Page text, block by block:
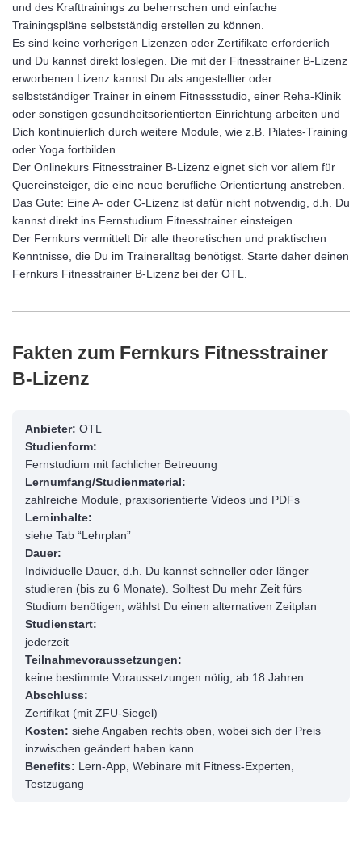
und des Krafttrainings zu beherrschen und einfache
Trainingspläne selbstständig erstellen zu können.
Es sind keine vorherigen Lizenzen oder Zertifikate erforderlich
und Du kannst direkt loslegen. Die mit der Fitnesstrainer B-Lizenz
erworbenen Lizenz kannst Du als angestellter oder
selbstständiger Trainer in einem Fitnessstudio, einer Reha-Klinik
oder sonstigen gesundheitsorientierten Einrichtung arbeiten und
Dich kontinuierlich durch weitere Module, wie z.B. Pilates-Training
oder Yoga fortbilden.
Der Onlinekurs Fitnesstrainer B-Lizenz eignet sich vor allem für
Quereinsteiger, die eine neue berufliche Orientiertung anstreben.
Das Gute: Eine A- oder C-Lizenz ist dafür nicht notwendig, d.h. Du
kannst direkt ins Fernstudium Fitnesstrainer einsteigen.
Der Fernkurs vermittelt Dir alle theoretischen und praktischen
Kenntnisse, die Du im Traineralltag benötigst. Starte daher deinen
Fernkurs Fitnesstrainer B-Lizenz bei der OTL.
Fakten zum Fernkurs Fitnesstrainer
B-Lizenz
Anbieter: OTL
Studienform:
Fernstudium mit fachlicher Betreuung
Lernumfang/Studienmaterial:
zahlreiche Module, praxisorientierte Videos und PDFs
Lerninhalte:
siehe Tab “Lehrplan”
Dauer:
Individuelle Dauer, d.h. Du kannst schneller oder länger
studieren (bis zu 6 Monate). Solltest Du mehr Zeit fürs
Studium benötigen, wählst Du einen alternativen Zeitplan
Studienstart:
jederzeit
Teilnahmevoraussetzungen:
keine bestimmte Voraussetzungen nötig; ab 18 Jahren
Abschluss:
Zertifikat (mit ZFU-Siegel)
Kosten: siehe Angaben rechts oben, wobei sich der Preis
inzwischen geändert haben kann
Benefits: Lern-App, Webinare mit Fitness-Experten,
Testzugang